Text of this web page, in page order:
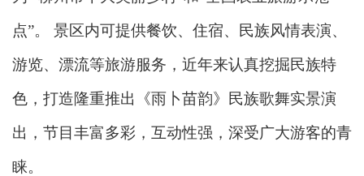
点”。 景区内可提供餐饮、住宿、民族风情表演、
游览、漂流等旅游服务，近年来认真挖掘民族特
色，打造隆重推出《雨卜苗韵》民族歌舞实景演
出，节目丰富多彩，互动性强，深受广大游客的青
睐。